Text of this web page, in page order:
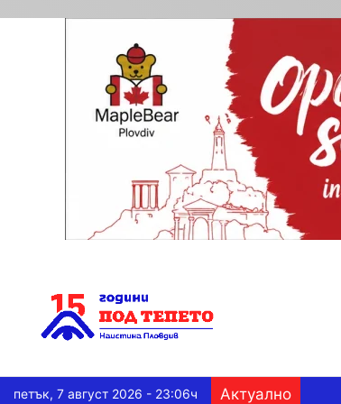
петък, 7 август 2026 - 23:06ч Актуално